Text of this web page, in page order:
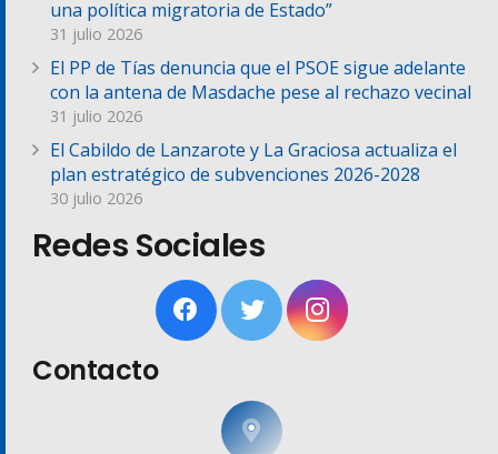
una política migratoria de Estado”
31 julio 2026
El PP de Tías denuncia que el PSOE sigue adelante
con la antena de Masdache pese al rechazo vecinal
31 julio 2026
El Cabildo de Lanzarote y La Graciosa actualiza el
plan estratégico de subvenciones 2026-2028
30 julio 2026
Redes Sociales
Contacto